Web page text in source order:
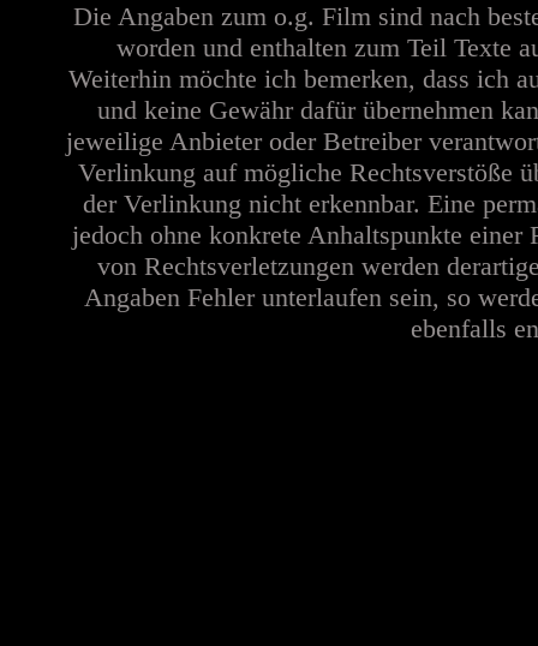
Die Angaben zum o.g. Film sind nach
worden und enthalten zum Teil Texte
Weiterhin möchte ich bemerken, dass ich
und keine Gewähr dafür übernehmen
jeweilige Anbieter oder Betreiber
Verlinkung auf mögliche Rechtsverstöße
der Verlinkung nicht erkennbar. Eine
jedoch ohne konkrete Anhaltspunkte
von Rechtsverletzungen werden
Angaben Fehler unterlaufen sein, so
ebenfalls